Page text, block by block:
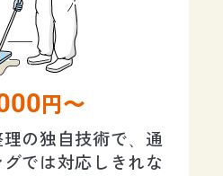
円〜
の独自技術で、通
では対応しきれな